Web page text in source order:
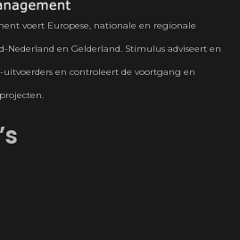
voert Europese, nationale en regionale
Nederland en Gelderland. Stimulus adviseert en
en controleert de voortgang en